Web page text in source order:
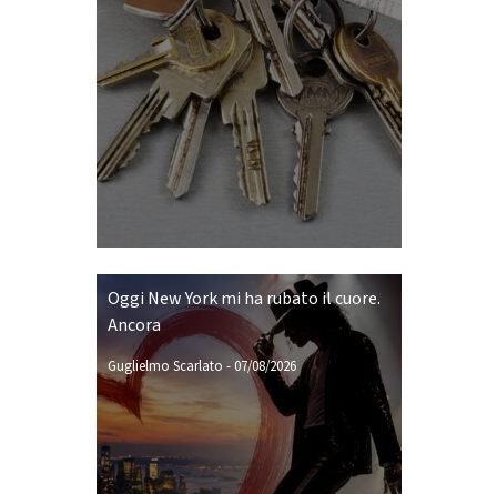
Oggi New York mi ha rubato il cuore.
Ancora
Guglielmo Scarlato -07/08/2026